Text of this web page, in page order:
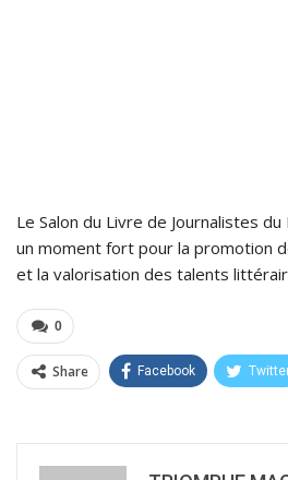
Le Salon du Livre de Journalistes du
un moment fort pour la promotion
et la valorisation des talents
0
Share Facebook